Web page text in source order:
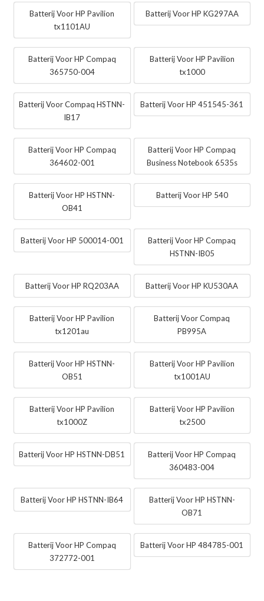
Batterij Voor HP Pavilion
tx1101AU
Batterij Voor HP KG297AA
Batterij Voor HP Compaq
365750-004
Batterij Voor HP Pavilion
tx1000
Batterij Voor Compaq HSTNN-
IB17
Batterij Voor HP 451545-361
Batterij Voor HP Compaq
364602-001
Batterij Voor HP Compaq
Business Notebook 6535s
Batterij Voor HP HSTNN-
OB41
Batterij Voor HP 540
Batterij Voor HP 500014-001
Batterij Voor HP Compaq
HSTNN-IB05
Batterij Voor HP RQ203AA Batterij Voor HP KU530AA
Batterij Voor HP Pavilion
tx1201au
Batterij Voor Compaq
PB995A
Batterij Voor HP HSTNN-
OB51
Batterij Voor HP Pavilion
tx1001AU
Batterij Voor HP Pavilion
tx1000Z
Batterij Voor HP Pavilion
tx2500
Batterij Voor HP HSTNN-DB51
Batterij Voor HP Compaq
360483-004
Batterij Voor HP HSTNN-IB64
Batterij Voor HP HSTNN-
OB71
Batterij Voor HP Compaq
372772-001
Batterij Voor HP 484785-001